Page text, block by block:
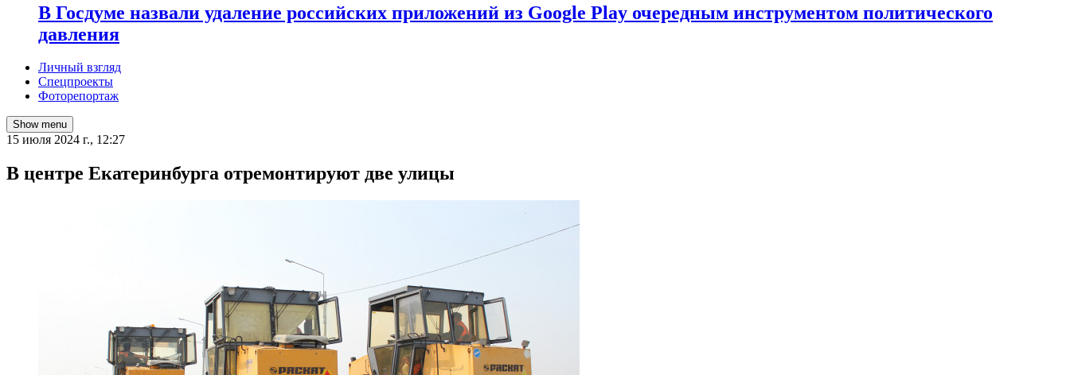
В Госдуме назвали удаление российских приложений из Google Play очередным инструментом политического
давления
Личный взгляд
Спецпроекты
Фоторепортаж
Show menu
15 июля 2024 г., 12:27
В центре Екатеринбурга отремонтируют две улицы